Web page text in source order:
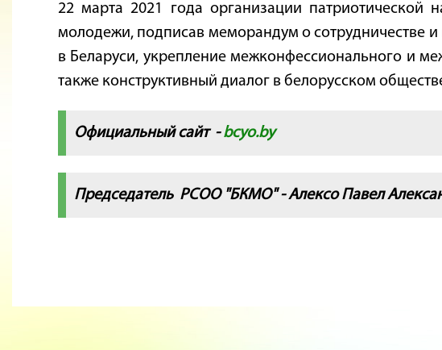
22 марта 2021 года организации патриотической
молодежи, подписав меморандум о сотрудничестве
в Беларуси, укрепление межконфессионального и
также конструктивный диалог в белорусском
Официальный сайт -bcyo.by
Председатель РСОО "БКМО" - Алексо Павел